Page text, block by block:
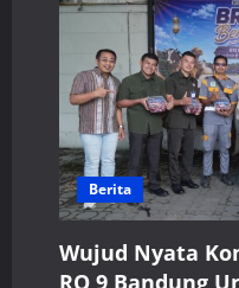
Berita
Wujud Nyata